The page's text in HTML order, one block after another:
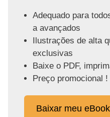
Adequado para
a avançados
Ilustrações de alta
exclusivas
Baixe o PDF,
Preço promocional !
Baixar meu